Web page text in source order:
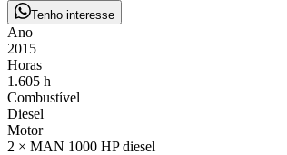
Tenho interesse
Ano
2015
Horas
1.605 h
Combustível
Diesel
Motor
2 × MAN 1000 HP diesel